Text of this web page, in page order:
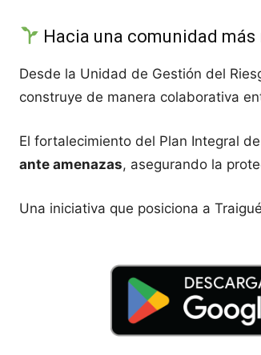
Hacia una comunidad
Desde la Unidad de Gestión del
construye de manera colaborativa
El fortalecimiento del Plan Integral
ante amenazas, asegurando la
Una iniciativa que posiciona a